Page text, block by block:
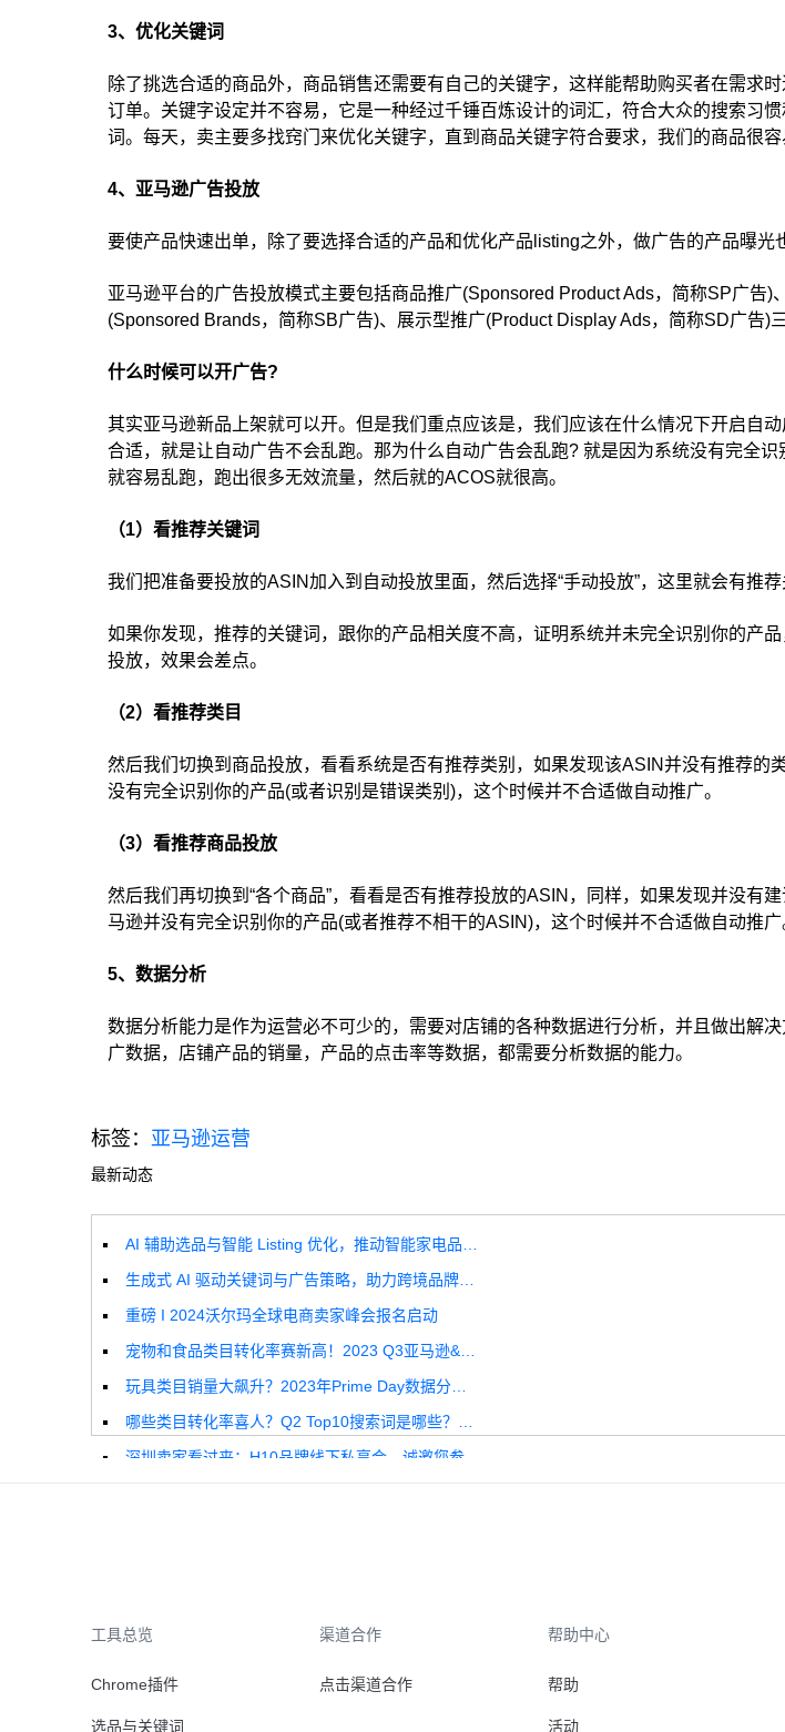
3、优化关键词
除了挑选合适的商品外，商品销售还需要有自己的关键字，这样能帮助购买者在需求
订单。关键字设定并不容易，它是一种经过千锤百炼设计的词汇，符合大众的搜索习
词。每天，卖主要多找窍门来优化关键字，直到商品关键字符合要求，我们的商品很容
4、亚马逊广告投放
要使产品快速出单，除了要选择合适的产品和优化产品listing之外，做广告的产品曝光
亚马逊平台的广告投放模式主要包括商品推广(Sponsored Product Ads，简称SP广告)
(Sponsored Brands，简称SB广告)、展示型推广(Product Display Ads，简称SD广告)三
什么时候可以开广告?
其实亚马逊新品上架就可以开。但是我们重点应该是，我们应该在什么情况下开启自
合适，就是让自动广告不会乱跑。 那为什么自动广告会乱跑? 就是因为系统没有完全识
就容易乱跑，跑出很多无效流量，然后就的ACOS就很高。
（1）看推荐关键词
我们把准备要投放的ASIN加入到自动投放里面，然后选择“手动投放”，这里就会有推荐
如果你发现，推荐的关键词，跟你的产品相关度不高，证明系统并未完全识别你的产
投放，效果会差点。
（2）看推荐类目
然后我们切换到商品投放，看看系统是否有推荐类别，如果发现该ASIN并没有推荐的
没有完全识别你的产品(或者识别是错误类别)，这个时候并不合适做自动推广。
（3）看推荐商品投放
然后我们再切换到“各个商品”，看看是否有推荐投放的ASIN，同样，如果发现并没有
马逊并没有完全识别你的产品(或者推荐不相干的ASIN)，这个时候并不合适做自动推广
5、数据分析
数据分析能力是作为运营必不可少的，需要对店铺的各种数据进行分析，并且做出解
广数据，店铺产品的销量，产品的点击率等数据，都需要分析数据的能力。
标签： 亚马逊运营
最新动态
重磅 I 2024沃尔玛全球电商卖家峰会报名启动
工具总览
Chrome插件
选品与关键词
渠道合作
点击渠道合作
帮助中心
帮助
活动